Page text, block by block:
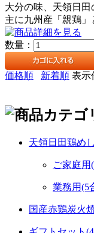
大分の味、天領日
主に九州産「親鶏
数量：
価格順 新着順 表示
天領日田鶏め
ご家庭用
業務用(5
国産赤鶏炭火